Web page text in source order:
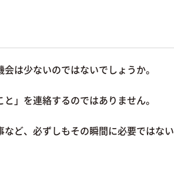
は少ないのではないでしょうか。
」を連絡するのではありません。
ど、必ずしもその瞬間に必要ではない